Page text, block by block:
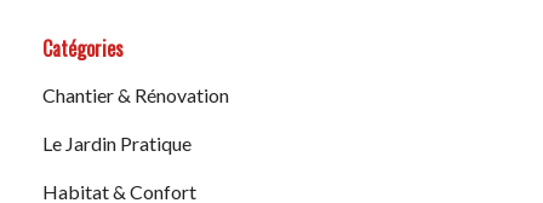
Catégories
Chantier & Rénovation
Le Jardin Pratique
Habitat & Confort